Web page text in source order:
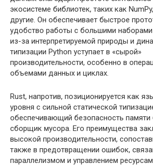
экосистеме библиотек, таких как
другие. Он обеспечивает быстрое
удобство работы с большими
из-за интерпретируемой природы и
типизации Python уступает в «сырой»
производительности, особенно в
объемами данных и циклах.
Rust, напротив, позиционируется как
уровня с сильной статической
обеспечивающий безопасность памяти
сборщик мусора. Его преимущества
высокой производительности,
также в предотвращении ошибок,
параллелизмом и управлением